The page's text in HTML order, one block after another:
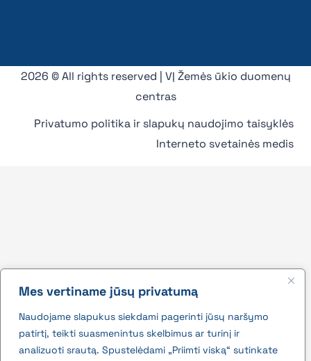
Mes vertiname jūsų privatumą
Naudojame slapukus siekdami pagerinti jūsų naršymo
patirtį, teikti suasmenintus skelbimus ar turinį ir
analizuoti srautą. Spustelėdami „Priimti viską“ sutinkate
2026 © All rights reserved | VĮ Žemės ūkio duomenų
centras
Privatumo politika ir slapukų naudojimo taisyklės
Interneto svetainės medis